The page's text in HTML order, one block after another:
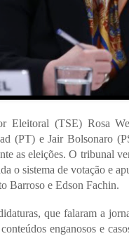
Eleitoral (TSE) Rosa
(PT) e Jair Bolsonaro
as eleições. O tribunal
o sistema de votação e
Barroso e Edson Fachin.
que falaram a
enganosos e